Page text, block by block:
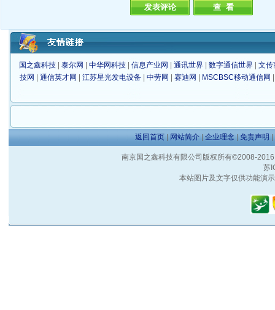
国之鑫科技 泰尔网 中华网科技 信息产业网 通讯世界 数字通信世界
文传
技网
通信英才网 江苏星光发电设备| 中劳网 赛迪网 MSCBSC移动通信网
返回首页| 网站简介 | 企业理念 | 免责声明 |
南京国之鑫科技有限公司版权所有©2008-
苏
本站图片及文字仅供功能演